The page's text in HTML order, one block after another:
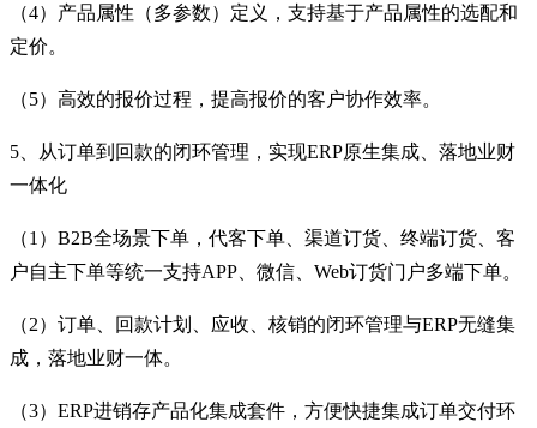
（4）产品属性（多参数）定义，支持基于产品属性的选配和
定价。
（5）高效的报价过程，提高报价的客户协作效率。
5、从订单到回款的闭环管理，实现ERP原生集成、落地业财
一体化
（1）B2B全场景下单，代客下单、渠道订货、终端订货、客
户自主下单等统一支持APP、微信、Web订货门户多端下单。
（2）订单、回款计划、应收、核销的闭环管理与ERP无缝集
成，落地业财一体。
（3）ERP进销存产品化集成套件，方便快捷集成订单交付环